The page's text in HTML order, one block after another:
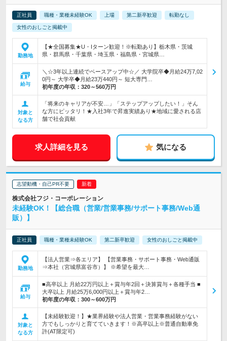
正社員 職種・業種未経験OK 上場 第二新卒歓迎 転勤なし
女性のおしごと掲載中
勤務地
【★全国募集★U・Iターン歓迎！※転勤あり】栃木県・茨城
県・群馬県・千葉県・埼玉県・福島県・宮城県…
給与
＼☆3年以上連続でベースアップ中☆／ 大学院卒◆月給24万7,02
0円～ 大学卒◆月給23万440円～ 短大専門…
初年度の年収： 320～560万円
対象と
なる方
「将来のキャリアが不安…」「ステップアップしたい！」そん
な方にピッタリ！★入社3年で昇進実績あり★地域に愛される店
舗で社会貢献
求人詳細を見る 気になる
志望動機・自己PR不要
株式会社フジ・コーポレーション
未経験OK！【総合職（営業/営業事務/サポート事務/Web通
販）】
正社員 職種・業種未経験OK 第二新卒歓迎 女性のおしごと掲載中
勤務地
【法人営業⇒各エリア】 【営業事務・サポート事務・Web通販
⇒本社（宮城県富谷市）】 ※希望を最大…
給与
■高卒以上 月給22万円以上＋賞与年2回＋決算賞与＋各種手当 ■
大卒以上 月給25万6,000円以上＋賞与年2…
初年度の年収： 300～600万円
対象と
なる方
【未経験歓迎！】★業界経験や法人営業・営業事務経験がない
方でもしっかりと育てていきます！※高卒以上※普通自動車免
許(AT限定可)